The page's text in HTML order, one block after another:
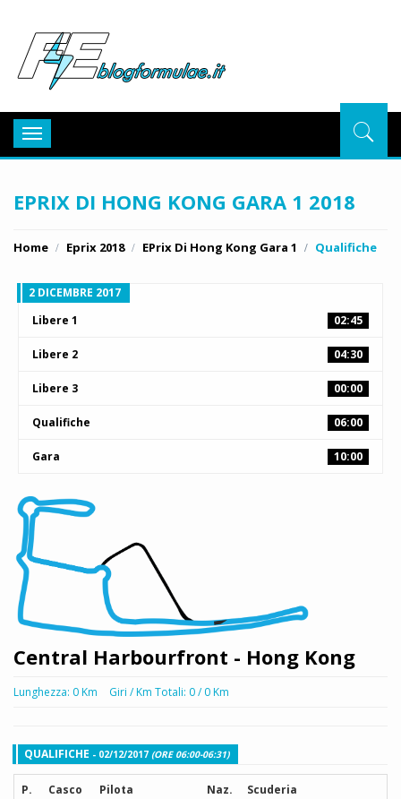
Toggle
navigation
EPRIX DI HONG KONG GARA 1 2018
Home Eprix 2018 EPrix Di Hong Kong Gara 1 Qualifiche
2 DICEMBRE 2017
Libere 1
02:45
Libere 2 04:30
Libere 3 00:00
Qualifiche 06:00
Gara 10:00
Central Harbourfront - Hong Kong
Lunghezza: 0 Km Giri / Km Totali: 0 / 0 Km
QUALIFICHE - 02/12/2017 (ORE 06:00-06:31)
P. Casco Pilota Naz. Scuderia